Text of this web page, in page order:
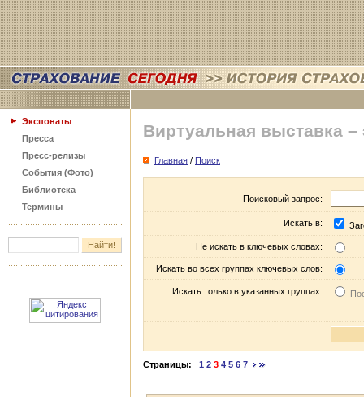
Экспонаты
Пресса
Пресс-релизы
События (Фото)
Библиотека
Термины
Виртуальная выставка –
Главная / Поиск
Поисковый запрос:
Искать в:
Не искать в ключевых словах:
Искать во всех группах ключевых слов:
Искать только в указанных группах:
Страницы: 1 2 3 4 5 6 7